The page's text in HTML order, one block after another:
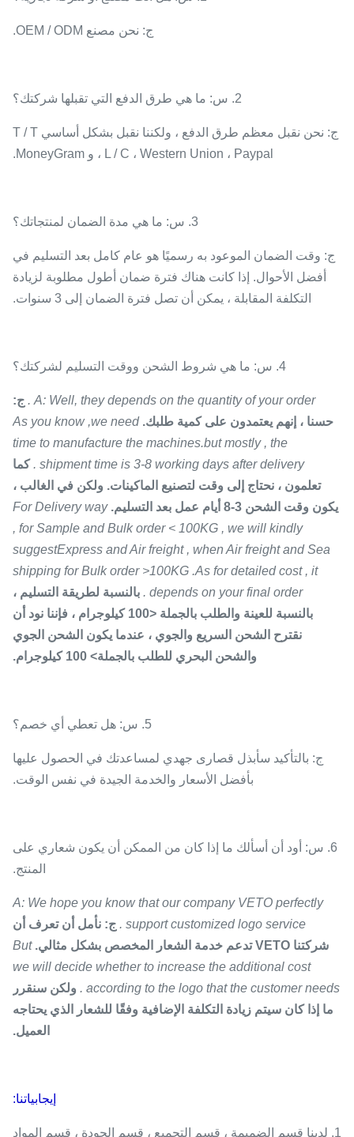
ج: نحن مصنع OEM / ODM.
2. س: ما هي طرق الدفع التي تقبلها شركتك؟
ج: نحن نقبل معظم طرق الدفع ، ولكننا نقبل بشكل أساسي T / T
، L / C ، Western Union ، Paypal و MoneyGram.
3. س: ما هي مدة الضمان لمنتجاتك؟
ج: وقت الضمان الموعود به رسميًا هو عام كامل بعد التسليم في
أفضل الأحوال. إذا كانت هناك فترة ضمان أطول مطلوبة لزيادة
التكلفة المقابلة ، يمكن أن تصل فترة الضمان إلى 3 سنوات.
4. س: ما هي شروط الشحن ووقت التسليم لشركتك؟
A: Well, they depends on the quantity of your order .
ج:
حسنا ، إنهم يعتمدون على كمية طلبك. As you know ,we need
time to manufacture the machines.but mostly , the
shipment time is 3-8 working days after delivery .
كما
تعلمون ، نحتاج إلى وقت لتصنيع الماكينات. ولكن في الغالب ،
يكون وقت الشحن 3-8 أيام عمل بعد التسليم.
For Delivery way
, for Sample and Bulk order < 100KG , we will kindly
suggestExpress and Air freight , when Air freight and Sea
shipping for Bulk order >100KG .As for detailed cost , it
depends on your final order .
بالنسبة لطريقة التسليم ،
بالنسبة للعينة والطلب بالجملة <100 كيلوجرام ، فإننا نود أن
نقترح الشحن السريع والجوي ، عندما يكون الشحن الجوي
والشحن البحري للطلب بالجملة> 100 كيلوجرام.
5. س: هل تعطي أي خصم؟
ج: بالتأكيد سأبذل قصارى جهدي لمساعدتك في الحصول عليها
بأفضل الأسعار والخدمة الجيدة في نفس الوقت.
6. س: أود أن أسألك ما إذا كان من الممكن أن يكون شعاري على
المنتج.
A: We hope you know that our company VETO perfectly
support customized logo service .
ج: نأمل أن تعرف أن
شركتنا VETO تدعم خدمة الشعار المخصص بشكل مثالي.
But
we will decide whether to increase the additional cost
according to the logo that the customer needs .
ولكن سنقرر
ما إذا كان سيتم زيادة التكلفة الإضافية وفقًا للشعار الذي يحتاجه
العميل.
إيجابياتنا:
1. لدينا قسم الضميمة ، قسم التجميع ، قسم الجودة ، قسم المواد